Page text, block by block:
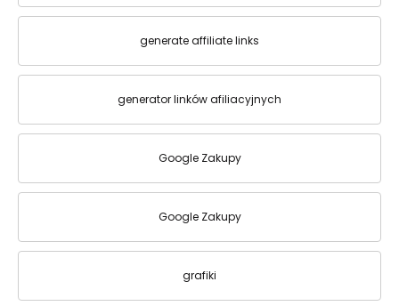
generate affiliate links
generator linków afiliacyjnych
Google Zakupy
Google Zakupy
grafiki